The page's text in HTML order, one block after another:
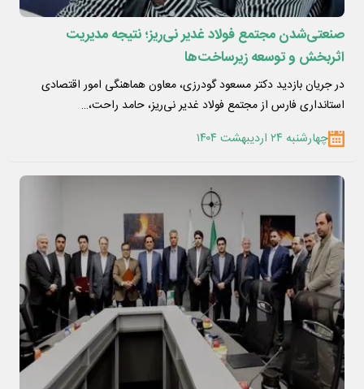
صنعتی‌شدن مجتمع فولاد غدیر نی‌ریز؛ نتیجه مدیریت
اثربخش و توسعه زیرساخت‌ها
در جریان بازدید دکتر مسعود گودرزی، معاون هماهنگی امور اقتصادی
استانداری فارس از مجتمع فولاد غدیر نی‌ریز، حامد راحت،…
چهارشنبه ۲۴ اردیبهشت ۱۴۰۴